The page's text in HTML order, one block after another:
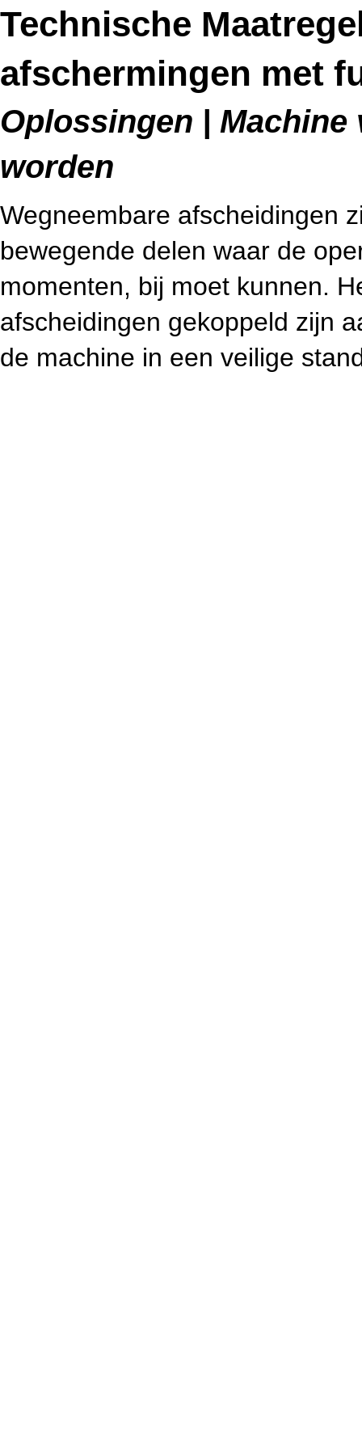
Technische
afschermingen met
Oplossingen |
worden
Wegneembare afscheidingen
bewegende delen waar de
momenten, bij moet kunnen.
afscheidingen gekoppeld zijn
de machine in een veilige